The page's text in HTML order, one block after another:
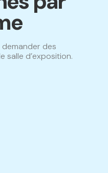
des
salle d’exposition.